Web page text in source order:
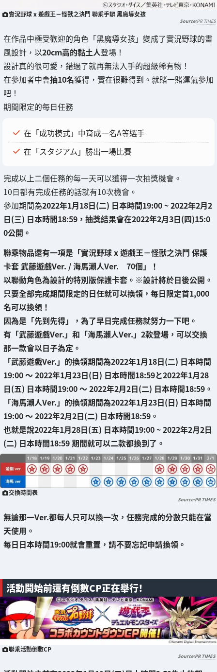
實況野球 x 遊戲王－怪獸之決鬥 聯乘手辦 黑魔導女孩
PR TIMES
在作品中極受歡迎的角色「黑魔導女孩」變成了實況野球的畫
風設計，以20cm高的黏土人登場！
設計真的很可愛，錯過了就再無法入手的超級稀有物！
在參加者中會抽10名獲得，實在很難得到。就賭一賭運氣參加
吧！
期間限定的每日任務
在「成功模式」中育成一名A等選手
在「スタジアム」勝出一場比賽
完成以上二個任務的每一天可以獲得一次抽獎機會。
10日都有完成任務的話就有10次機會。
參加期間為2022年1月18日(二) 日本時間19:00 ~ 2022年2月2
日(三) 日本時間18:59，抽獎結果會在2022年2月3日(四)15:0
0公開。
聯乘物品還有一項是「實況野球 x 遊戲王－怪獸之決鬥 保護
卡套 武藤遊戲Ver. / 海馬瀨人Ver. 70個」！
以聯動角色為設計的特別版保護卡套。※設計將於日後公開。
只要全部完成期間限定的日任就可以換領， 每日限定首1,000
名可以換領 ！
因為是「先到先得」，為了早日完成任務就努力一下吧。
有「武藤遊戲Ver.」和「海馬瀨人Ver.」2款登場， 可以交換
那一款會以日子為定 。
「武藤遊戲Ver.」的換領期間為2022年1月18日(二) 日本時間
19:00 ～ 2022年1月23日(日) 日本時間18:59と2022年1月28
日(五) 日本時間19:00 ～ 2022年2月2日(二) 日本時間18:59。
「海馬瀨人Ver.」的換領期間為2022年1月23日(日) 日本時間
19:00 ～ 2022年2月2日(二) 日本時間18:59。
也就是說2022年1月28日(五) 日本時間19:00 ~ 2022年2月2日
(二) 日本時間18:59 期間就可以二款都換到了。
交換時間表
PR TIMES
無論那一Ver.都每人只可以換一次 ， 任務完成的分數只能在當
天使用 。
每日日本時間19:00就會重置，請不要忘記申請換領。
活動開始前還有倒數CP正在舉行！
聯乘活動倒數CP
PR TIMES